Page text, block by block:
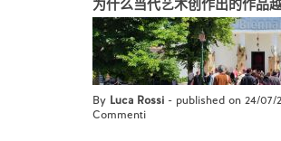
为什么当代艺术创作出的作品
By Luca Rossi - published on 24/07/
Commenti